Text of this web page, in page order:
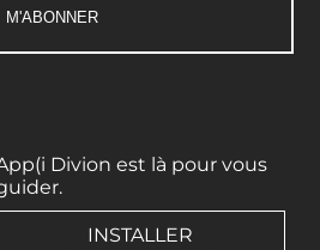
Divion est là pour vous
INSTALLER